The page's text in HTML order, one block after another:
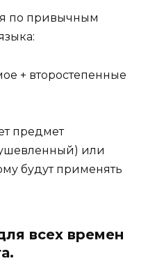
по привычным
+ второстепенные
предмет
или
будут применять
всех времен